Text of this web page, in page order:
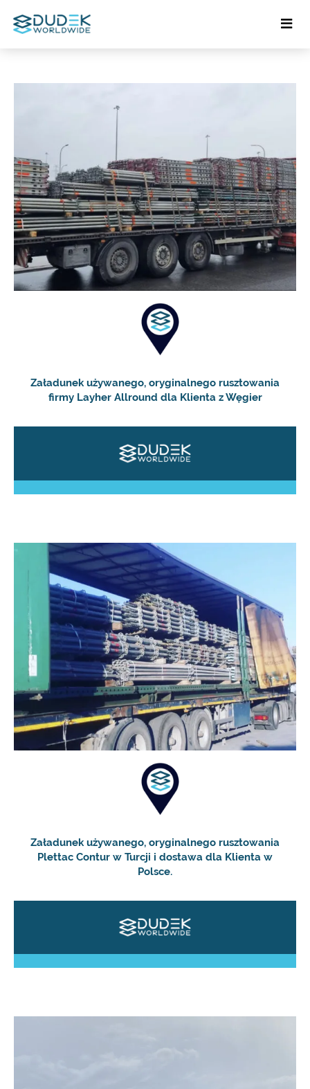
Załadunek używanego, oryginalnego rusztowania
firmy Layher Allround dla Klienta z Węgier
Załadunek używanego, oryginalnego rusztowania
Plettac Contur w Turcji i dostawa dla Klienta w
Polsce.